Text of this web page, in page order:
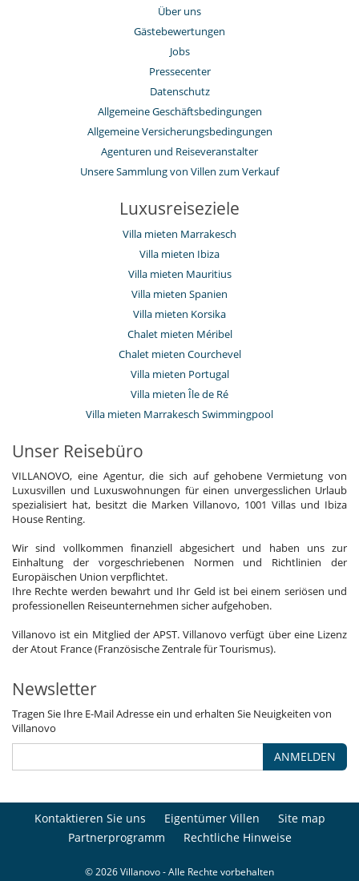
Über uns
Gästebewertungen
Jobs
Pressecenter
Datenschutz
Allgemeine Geschäftsbedingungen
Allgemeine Versicherungsbedingungen
Agenturen und Reiseveranstalter
Unsere Sammlung von Villen zum Verkauf
Luxusreiseziele
Villa mieten Marrakesch
Villa mieten Ibiza
Villa mieten Mauritius
Villa mieten Spanien
Villa mieten Korsika
Chalet mieten Méribel
Chalet mieten Courchevel
Villa mieten Portugal
Villa mieten Île de Ré
Villa mieten Marrakesch Swimmingpool
Unser Reisebüro
VILLANOVO, eine Agentur, die sich auf gehobene Vermietung von
Luxusvillen und Luxuswohnungen für einen unvergesslichen Urlaub
spezialisiert hat, besitzt die Marken Villanovo, 1001 Villas und Ibiza
House Renting.
Wir sind vollkommen finanziell abgesichert und haben uns zur
Einhaltung der vorgeschriebenen Normen und Richtlinien der
Europäischen Union verpflichtet.
Ihre Rechte werden bewahrt und Ihr Geld ist bei einem seriösen und
professionellen Reiseunternehmen sicher aufgehoben.
Villanovo ist ein Mitglied der APST. Villanovo verfügt über eine Lizenz
der Atout France (Französische Zentrale für Tourismus).
Newsletter
Tragen Sie Ihre E-Mail Adresse ein und erhalten Sie Neuigkeiten von
Villanovo
ANMELDEN
Kontaktieren Sie uns Eigentümer Villen
Site map
Partnerprogramm
Rechtliche Hinweise
© 2026 Villanovo - Alle Rechte vorbehalten